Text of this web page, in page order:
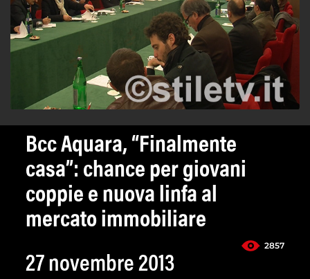
Bcc Aquara, “Finalmente
casa”: chance per giovani
coppie e nuova linfa al
mercato immobiliare
2857
27 novembre 2013